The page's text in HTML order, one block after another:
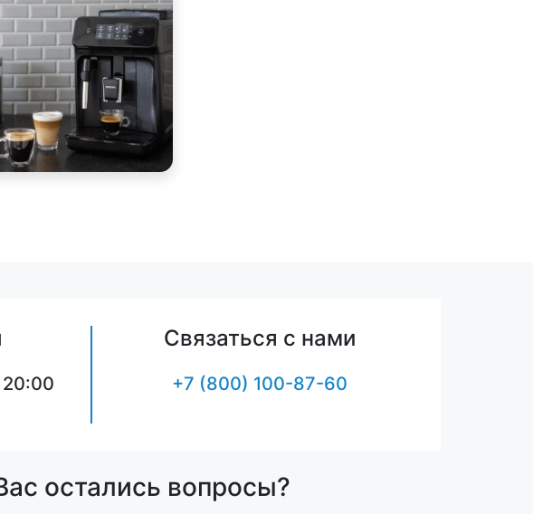
Связаться с нами
+7 (800) 100-87-60
остались вопросы?